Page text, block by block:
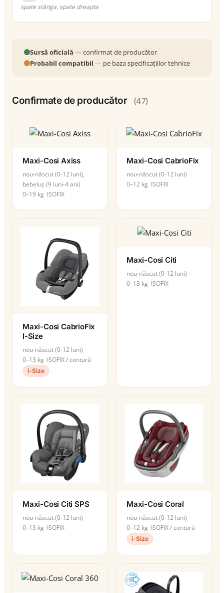
spate stânga, spate dreapta
Sursă oficială — confirmat de producător
Probabil compatibil — pe baza specificațiilor tehnice
Confirmate de producător (47)
Maxi-Cosi Axiss
nou-născut (0-12 luni),
bebeluș (9 luni-4 ani)
0–19 kg ISOFIX
Maxi-Cosi CabrioFix
nou-născut (0-12 luni)
0–12 kg ISOFIX
Maxi-Cosi CabrioFix
I-Size
nou-născut (0-12 luni)
0–13 kg ISOFIX / centură
i-Size
Maxi-Cosi Citi
nou-născut (0-12 luni)
0–13 kg ISOFIX
Maxi-Cosi Citi SPS
nou-născut (0-12 luni)
0–13 kg ISOFIX
Maxi-Cosi Coral
nou-născut (0-12 luni)
0–12 kg ISOFIX / centură
i-Size